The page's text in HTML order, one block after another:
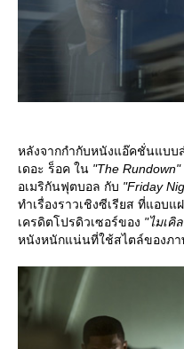
หลังจากกำกับหนังแอ๊คชั่นแบบ
เดอะ ร็อค ใน "The Rundown"
อเมริกันฟุตบอล กับ "Friday
ทำเรื่องราวเชิงซีเรียส ที่แอบแ
เครดิตโปรดิวเซอร์ของ "ไมเคิ
หนังหนักแน่นที่ใช้สไตล์ของภ